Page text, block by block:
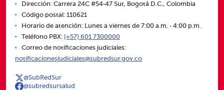
Dirección: Carrera 24C #54‑47 Sur, Bogotá D.C., Colombia
Código postal: 110621
Horario de atención: Lunes a viernes de 7:00 a.m. ‑ 4:00 p.m.
Teléfono PBX: (+57) 601 7300000
Correo de notificaciones judiciales:
notificacionesjudiciales@subredsur.gov.co
@SubRedSur
@subredsursalud